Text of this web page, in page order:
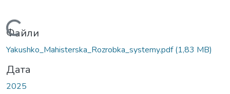
Вантажиться...
Файли
Yakushko_Mahisterska_Rozrobka_systemy.pdf(1,83 MB)
Дата
2025